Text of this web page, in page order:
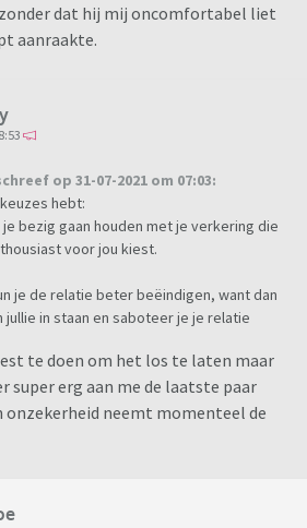
dat hij mij oncomfortabel liet
aanraakte.
op 31-07-2021 om 07:03:
hebt:
je bezig gaan houden met je verkering die
voor jou kiest.
je de relatie beter beëindigen, want dan
in staan en saboteer je je relatie
te doen om het los te laten maar
super erg aan me de laatste paar
onzekerheid neemt momenteel de